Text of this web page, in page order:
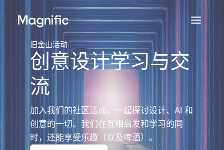
Magnific
旧金山活动
创意设计学习与交
流
加入我们的社区活动，一起探讨设计、AI 和
创意的一切。我们在互相启发和学习的同
时，还能享受乐趣（以及啤酒）。